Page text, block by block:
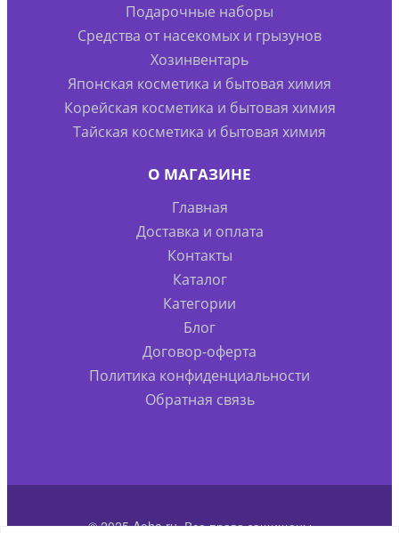
Подарочные наборы
Средства от насекомых и грызунов
Хозинвентарь
Японская косметика и бытовая химия
Корейская косметика и бытовая химия
Тайская косметика и бытовая химия
О МАГАЗИНЕ
Главная
Доставка и оплата
Контакты
Каталог
Категории
Блог
Договор-оферта
Политика конфиденциальности
Обратная связь
© 2025 Aoha.ru. Все права защищены